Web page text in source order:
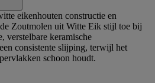
eikenhouten constructie en
Zoutmolen uit Witte Eik stijl toe bij
verstelbare keramische
consistente slijping, terwijl het
schoon houdt.